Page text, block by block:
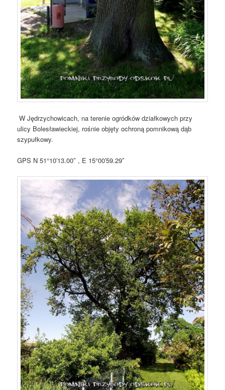
W Jędrzychowicach, na terenie ogródków działkowych przy
ulicy Bolesławieckiej, rośnie objęty ochroną pomnikową dąb
szypułkowy.
GPS N 51°10′13.00″ , E 15°00′59.29″